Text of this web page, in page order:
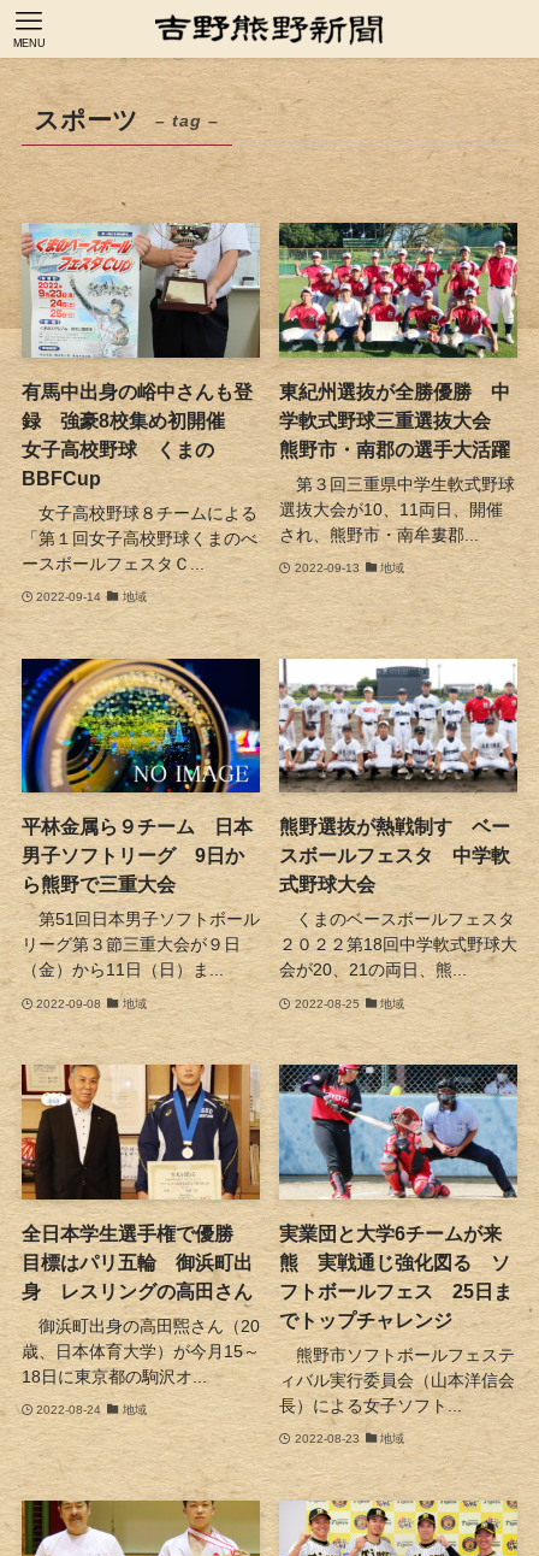
MENU
スポーツ – tag –
有馬中出身の峪中さんも登
録 強豪8校集め初開催
女子高校野球 くまの
BBFCup
女子高校野球８チームによる
「第１回女子高校野球くまのべ
ースボールフェスタＣ...
2022-09-14 地域
東紀州選抜が全勝優勝 中
学軟式野球三重選抜大会
熊野市・南郡の選手大活躍
第３回三重県中学生軟式野球
選抜大会が10、11両日、開催
され、熊野市・南牟婁郡...
2022-09-13 地域
平林金属ら９チーム 日本
男子ソフトリーグ 9日か
ら熊野で三重大会
第51回日本男子ソフトボール
リーグ第３節三重大会が９日
（金）から11日（日）ま...
2022-09-08 地域
熊野選抜が熱戦制す ベー
スボールフェスタ 中学軟
式野球大会
くまのベースボールフェスタ
２０２２第18回中学軟式野球大
会が20、21の両日、熊...
2022-08-25 地域
全日本学生選手権で優勝
目標はパリ五輪 御浜町出
身 レスリングの高田さん
御浜町出身の高田煕さん（20
歳、日本体育大学）が今月15～
18日に東京都の駒沢オ...
2022-08-24 地域
実業団と大学6チームが来
熊 実戦通じ強化図る ソ
フトボールフェス 25日ま
でトップチャレンジ
熊野市ソフトボールフェステ
ィバル実行委員会（山本洋信会
長）による女子ソフト...
2022-08-23 地域